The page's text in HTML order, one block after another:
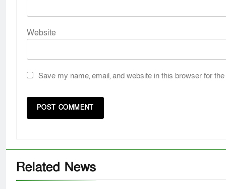
Website
Save my name, email, and website in this browser for
Related News